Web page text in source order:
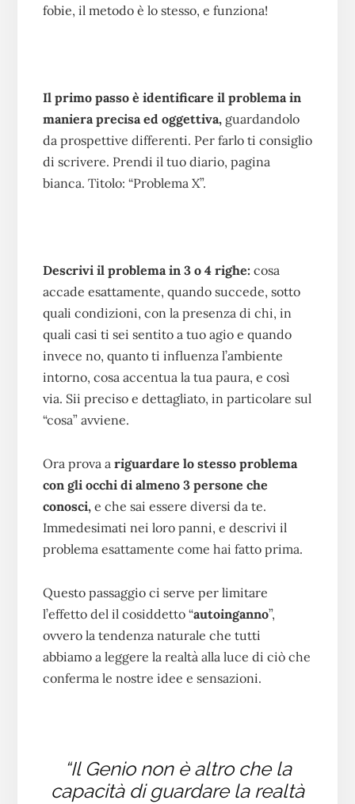
fobie, il metodo è lo stesso, e funziona!
Il primo passo è identificare il problema in
maniera precisa ed oggettiva, guardandolo
da prospettive differenti. Per farlo ti consiglio
di scrivere. Prendi il tuo diario, pagina
bianca. Titolo: “Problema X”.
Descrivi il problema in 3 o 4 righe: cosa
accade esattamente, quando succede, sotto
quali condizioni, con la presenza di chi, in
quali casi ti sei sentito a tuo agio e quando
invece no, quanto ti influenza l’ambiente
intorno, cosa accentua la tua paura, e così
via. Sii preciso e dettagliato, in particolare sul
“cosa” avviene.
Ora prova a riguardare lo stesso problema
con gli occhi di almeno 3 persone che
conosci, e che sai essere diversi da te.
Immedesimati nei loro panni, e descrivi il
problema esattamente come hai fatto prima.
Questo passaggio ci serve per limitare
l’effetto del il cosiddetto “autoinganno”,
ovvero la tendenza naturale che tutti
abbiamo a leggere la realtà alla luce di ciò che
conferma le nostre idee e sensazioni.
“Il Genio non è altro che la
capacità di guardare la realtà